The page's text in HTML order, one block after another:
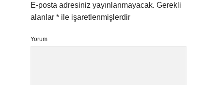
E-posta adresiniz yayınlanmayacak. Gerekli
alanlar * ile işaretlenmişlerdir
Yorum